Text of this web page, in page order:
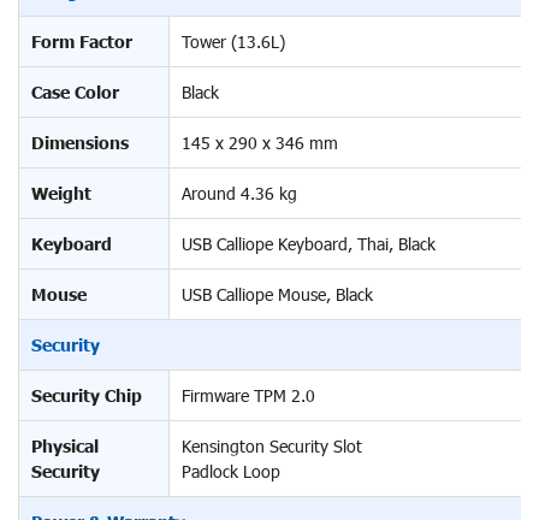
Form Factor Tower (13.6L)
Case Color Black
Dimensions 145 x 290 x 346 mm
Weight Around 4.36 kg
Keyboard USB Calliope Keyboard, Thai, Black
Mouse USB Calliope Mouse, Black
Security
Security Chip Firmware TPM 2.0
Physical
Security
Kensington Security Slot
Padlock Loop